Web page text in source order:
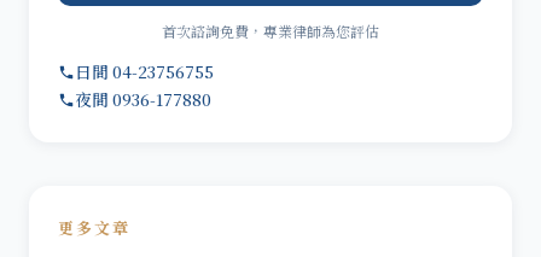
首次諮詢免費，專業律師為您評估
日間 04-23756755
夜間 0936-177880
更多文章